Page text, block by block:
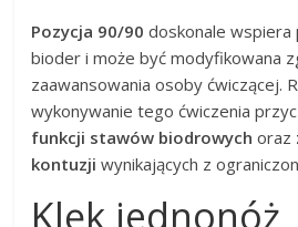
Pozycja 90/90 doskonale wspiera
bioder i może być modyfikowana
zaawansowania osoby ćwiczącej.
wykonywanie tego ćwiczenia
funkcji stawów biodrowych oraz
kontuzji wynikających z
Klęk jednonóż